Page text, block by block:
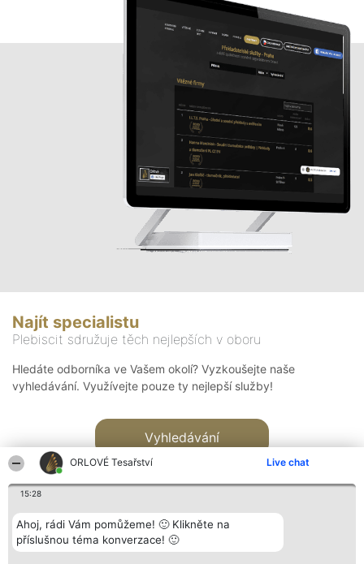
ORLOVÉ Tesařství Live chat
15:28
Ahoj, rádi Vám pomůžeme! 🙂 Klikněte na
příslušnou téma konverzace! 🙂
Najít specialistu
Plebiscit sdružuje těch nejlepších v oboru
Hledáte odborníka ve Vašem okolí? Vyzkoušejte naše
vyhledávání. Využívejte pouze ty nejlepší služby!
Vyhledávání